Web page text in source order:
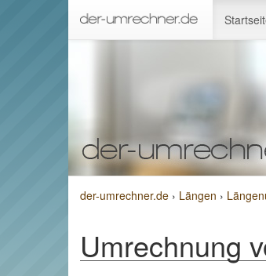
der-umrechner.de › Längen ›
Umrechnung